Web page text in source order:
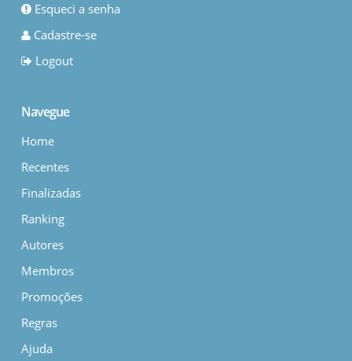
Esqueci a senha
Cadastre-se
Logout
Navegue
Home
Recentes
Finalizadas
Ranking
Autores
Membros
Promoções
Regras
Ajuda